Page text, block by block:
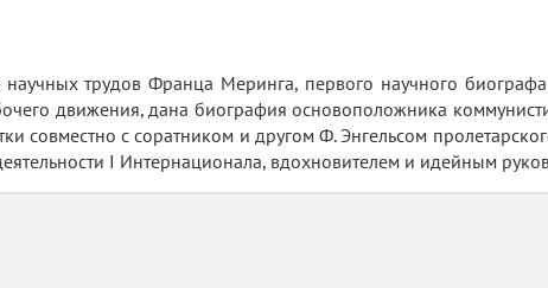
трудов Франца Меринга, первого научного
движения, дана биография основоположника
совместно с соратником и другом Ф. Энгельсом
I Интернационала, вдохновителем и идейным